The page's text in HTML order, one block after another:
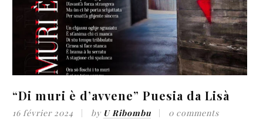
“Di muri è d’avvene” Puesia da Lisà
16 février 2024 by U Ribombu 0 comments